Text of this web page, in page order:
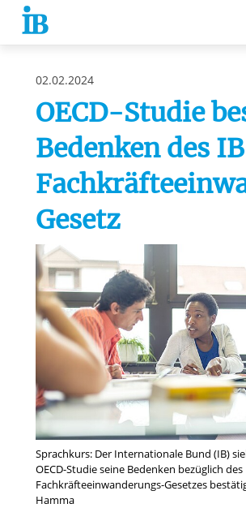
Springe zum Inhalt
02.02.2024
OECD-Studie
Bedenken des
Gesetz
Sprachkurs: Der Internationale Bund (IB)
OECD-Studie seine Bedenken bezüglich des
Fachkräfteeinwanderungs-Gesetzes
Hamma